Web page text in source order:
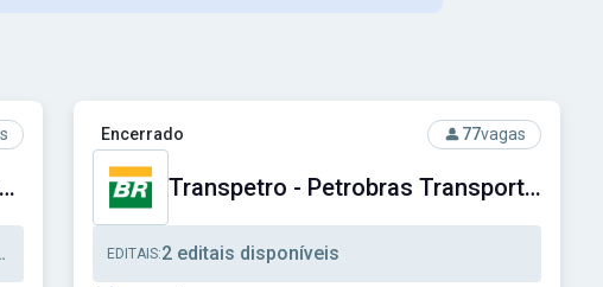
Social do Distrito Federal
SEDES-DF - Secretaria de Desenvolvimento Social do Distrito Federal
Social, Técnico Administrativo
Ver concurso: Transpetro - Petrobras Transporte S.A.
Encerrado 77vagas
Transpetro - Petrobras Transporte S.A.
EDITAIS:2 editais disponíveis